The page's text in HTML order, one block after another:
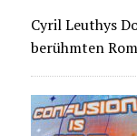
Cyril Leuthys
berühmten